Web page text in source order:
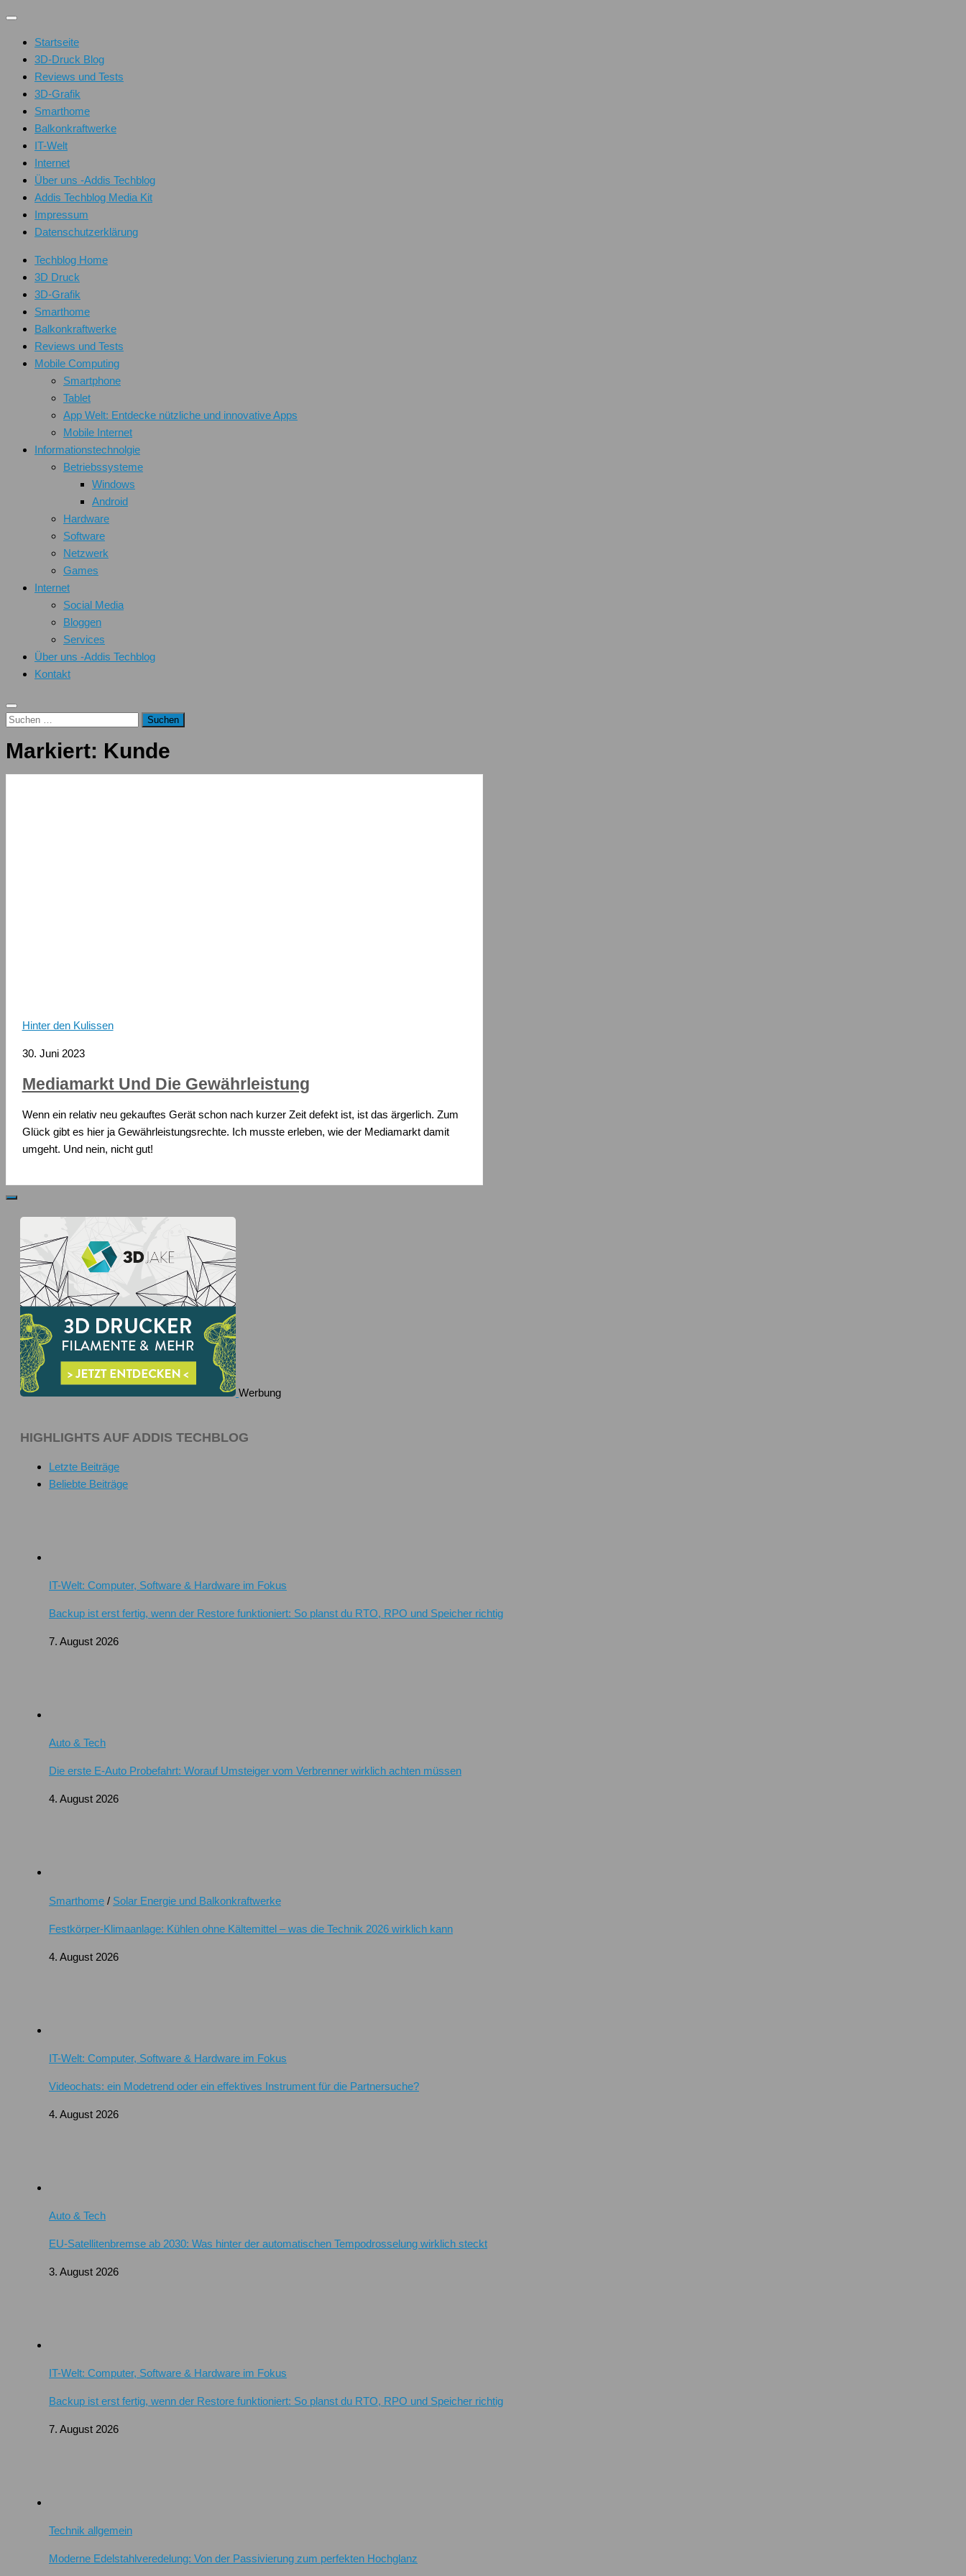
Unter
Inhalt
Startseite
3D-Druck Blog
Reviews und Tests
3D-Grafik
Smarthome
Balkonkraftwerke
IT-Welt
Internet
Über uns -Addis Techblog
Addis Techblog Media Kit
Impressum
Datenschutzerklärung
Techblog Home
3D Druck
3D-Grafik
Smarthome
Balkonkraftwerke
Reviews und Tests
Mobile Computing
Smartphone
Tablet
App Welt: Entdecke nützliche und innovative Apps
Mobile Internet
Informationstechnolgie
Betriebssysteme
Windows
Android
Hardware
Software
Netzwerk
Games
Internet
Social Media
Bloggen
Services
Über uns -Addis Techblog
Kontakt
Suchen
Markiert: Kunde
Hinter den Kulissen
30. Juni 2023
Mediamarkt Und Die Gewährleistung
Wenn ein relativ neu gekauftes Gerät schon nach kurzer Zeit defekt ist, ist das ärgerlich. Zum
Glück gibt es hier ja Gewährleistungsrechte. Ich musste erleben, wie der Mediamarkt damit
umgeht. Und nein, nicht gut!
Werbung
HIGHLIGHTS AUF ADDIS TECHBLOG
Letzte Beiträge
Beliebte Beiträge
IT-Welt: Computer, Software & Hardware im Fokus
Backup ist erst fertig, wenn der Restore funktioniert: So planst du RTO, RPO und Speicher richtig
7. August 2026
Auto & Tech
Die erste E-Auto Probefahrt: Worauf Umsteiger vom Verbrenner wirklich achten müssen
4. August 2026
Smarthome / Solar Energie und Balkonkraftwerke
Festkörper-Klimaanlage: Kühlen ohne Kältemittel – was die Technik 2026 wirklich kann
4. August 2026
IT-Welt: Computer, Software & Hardware im Fokus
Videochats: ein Modetrend oder ein effektives Instrument für die Partnersuche?
4. August 2026
Auto & Tech
EU-Satellitenbremse ab 2030: Was hinter der automatischen Tempodrosselung wirklich steckt
3. August 2026
IT-Welt: Computer, Software & Hardware im Fokus
Backup ist erst fertig, wenn der Restore funktioniert: So planst du RTO, RPO und Speicher richtig
7. August 2026
Technik allgemein
Moderne Edelstahlveredelung: Von der Passivierung zum perfekten Hochglanz